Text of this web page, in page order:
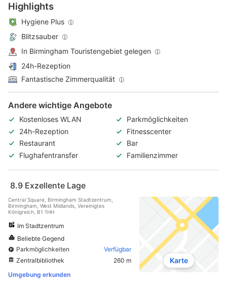
Highlights
Hygiene Plus
Blitzsauber
In Birmingham Touristengebiet gelegen
24h-Rezeption
Fantastische Zimmerqualität
Andere wichtige Angebote
Kostenloses WLAN
Parkmöglichkeiten
24h-Rezeption
Fitnesscenter
Restaurant
Bar
Flughafentransfer
Familienzimmer
8.9 Exzellente Lage
Central Square, Birmingham Stadtzentrum,
Birmingham, West Midlands, Vereinigtes
Königreich, B1 1HH
Im Stadtzentrum
Beliebte Gegend
Parkmöglichkeiten
Verfügbar
Zentralbibliothek
260 m
Umgebung erkunden
Karte